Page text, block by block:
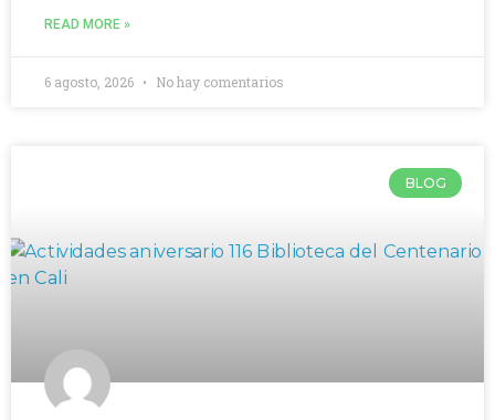
READ MORE »
6 agosto, 2026 No hay comentarios
BLOG